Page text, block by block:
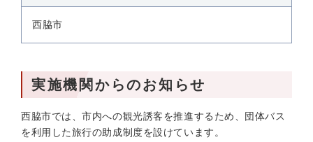
西脇市
実施機関からのお知らせ
西脇市では、市内への観光誘客を推進するため、団体バス
を利用した旅行の助成制度を設けています。